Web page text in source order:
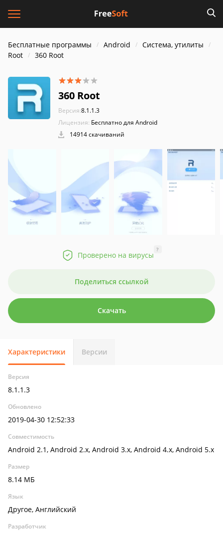
Бесплатные программы Android
Система, утилиты
Root
360 Root
360 Root
Версия:8.1.1.3
Лицензия: Бесплатно для Android
14914 скачиваний
Проверено на вирусы
?
Поделиться ссылкой
Скачать
Характеристики Версии
Версия
8.1.1.3
Обновлено
2019-04-30 12:52:33
Совместимость
Android 2.1, Android 2.x, Android 3.x, Android 4.x, Android 5.x
Размер
8.14 МБ
Язык
Другое, Английский
Разработчик